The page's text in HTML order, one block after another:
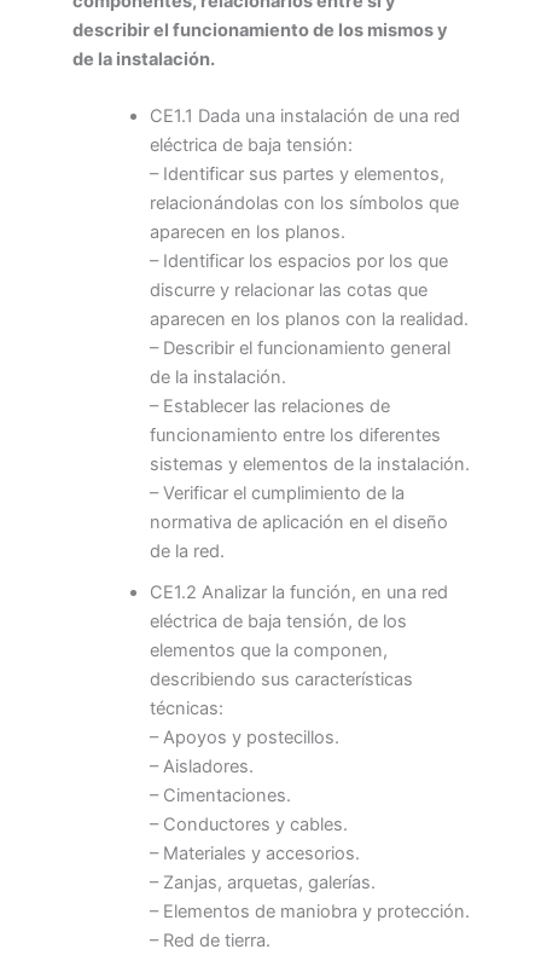
describir el funcionamiento de los mismos y
de la instalación.
CE1.1 Dada una instalación de una red
eléctrica de baja tensión:
– Identificar sus partes y elementos,
relacionándolas con los símbolos que
aparecen en los planos.
– Identificar los espacios por los que
discurre y relacionar las cotas que
aparecen en los planos con la realidad.
– Describir el funcionamiento general
de la instalación.
– Establecer las relaciones de
funcionamiento entre los diferentes
sistemas y elementos de la instalación.
– Verificar el cumplimiento de la
normativa de aplicación en el diseño
de la red.
CE1.2 Analizar la función, en una red
eléctrica de baja tensión, de los
elementos que la componen,
describiendo sus características
técnicas:
– Apoyos y postecillos.
– Aisladores.
– Cimentaciones.
– Conductores y cables.
– Materiales y accesorios.
– Zanjas, arquetas, galerías.
– Elementos de maniobra y protección.
– Red de tierra.